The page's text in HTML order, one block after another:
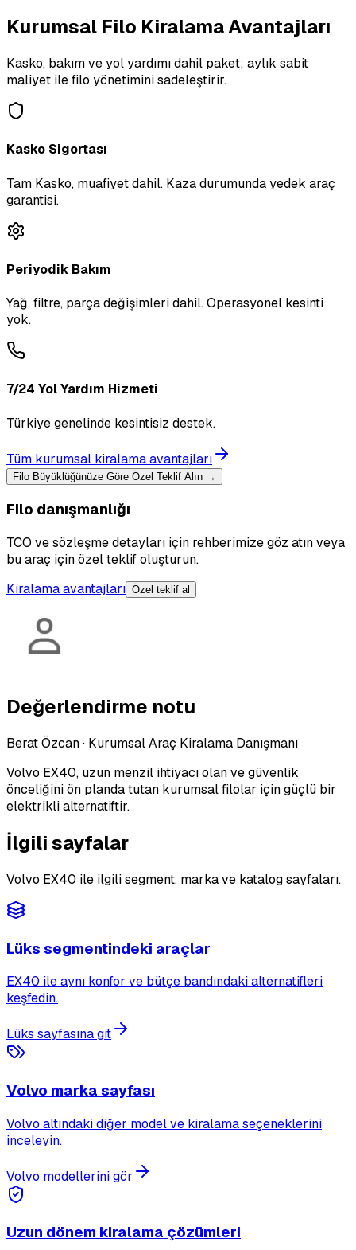
Kurumsal Filo Kiralama Avantajları
Kasko, bakım ve yol yardımı dahil paket; aylık sabit
maliyet ile filo yönetimini sadeleştirir.
Kasko Sigortası
Tam Kasko, muafiyet dahil. Kaza durumunda yedek araç
garantisi.
Periyodik Bakım
Yağ, filtre, parça değişimleri dahil. Operasyonel kesinti
yok.
7/24 Yol Yardım Hizmeti
Türkiye genelinde kesintisiz destek.
Tüm kurumsal kiralama avantajları
Filo Büyüklüğünüze Göre Özel Teklif Alın →
Filo danışmanlığı
TCO ve sözleşme detayları için rehberimize göz atın veya
bu araç için özel teklif oluşturun.
Kiralama avantajları Özel teklif al
Değerlendirme notu
Berat Özcan· Kurumsal Araç Kiralama Danışmanı
Volvo EX40, uzun menzil ihtiyacı olan ve güvenlik
önceliğini ön planda tutan kurumsal filolar için güçlü bir
elektrikli alternatiftir.
İlgili sayfalar
Volvo EX40 ile ilgili segment, marka ve katalog sayfaları.
Lüks segmentindeki araçlar
EX40 ile aynı konfor ve bütçe bandındaki alternatifleri
keşfedin.
Lüks sayfasına git
Volvo marka sayfası
Volvo altındaki diğer model ve kiralama seçeneklerini
inceleyin.
Volvo modellerini gör
Uzun dönem kiralama çözümleri